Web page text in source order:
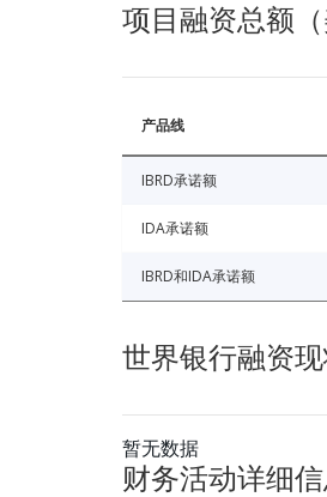
项目融资总额（
产品线
IBRD承诺额
IDA承诺额
IBRD和IDA承诺额
世界银行融资
暂无数据
财务活动详细